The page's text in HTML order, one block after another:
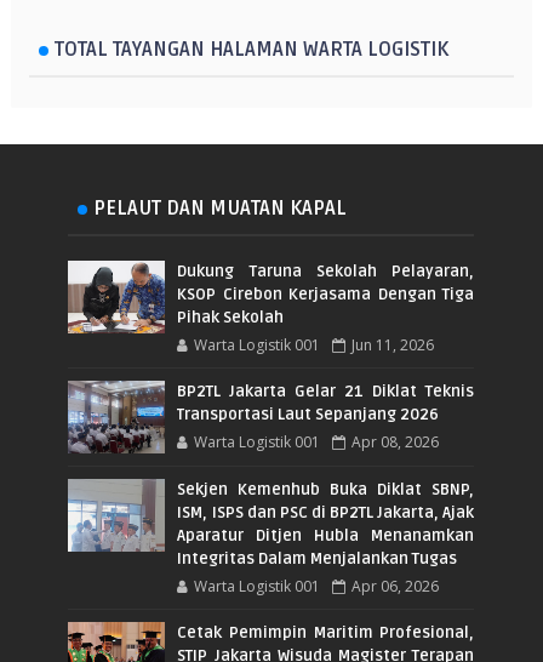
TOTAL TAYANGAN HALAMAN WARTA LOGISTIK
PELAUT DAN MUATAN KAPAL
Dukung Taruna Sekolah Pelayaran,
KSOP Cirebon Kerjasama Dengan Tiga
Pihak Sekolah
Warta Logistik 001 Jun 11, 2026
BP2TL Jakarta Gelar 21 Diklat Teknis
Transportasi Laut Sepanjang 2026
Warta Logistik 001 Apr 08, 2026
Sekjen Kemenhub Buka Diklat SBNP,
ISM, ISPS dan PSC di BP2TL Jakarta, Ajak
Aparatur Ditjen Hubla Menanamkan
Integritas Dalam Menjalankan Tugas
Warta Logistik 001 Apr 06, 2026
Cetak Pemimpin Maritim Profesional,
STIP Jakarta Wisuda Magister Terapan